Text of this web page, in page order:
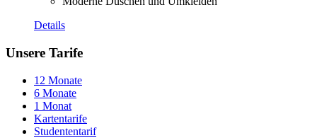
Details
Unsere Tarife
12 Monate
6 Monate
1 Monat
Kartentarife
Studententarif